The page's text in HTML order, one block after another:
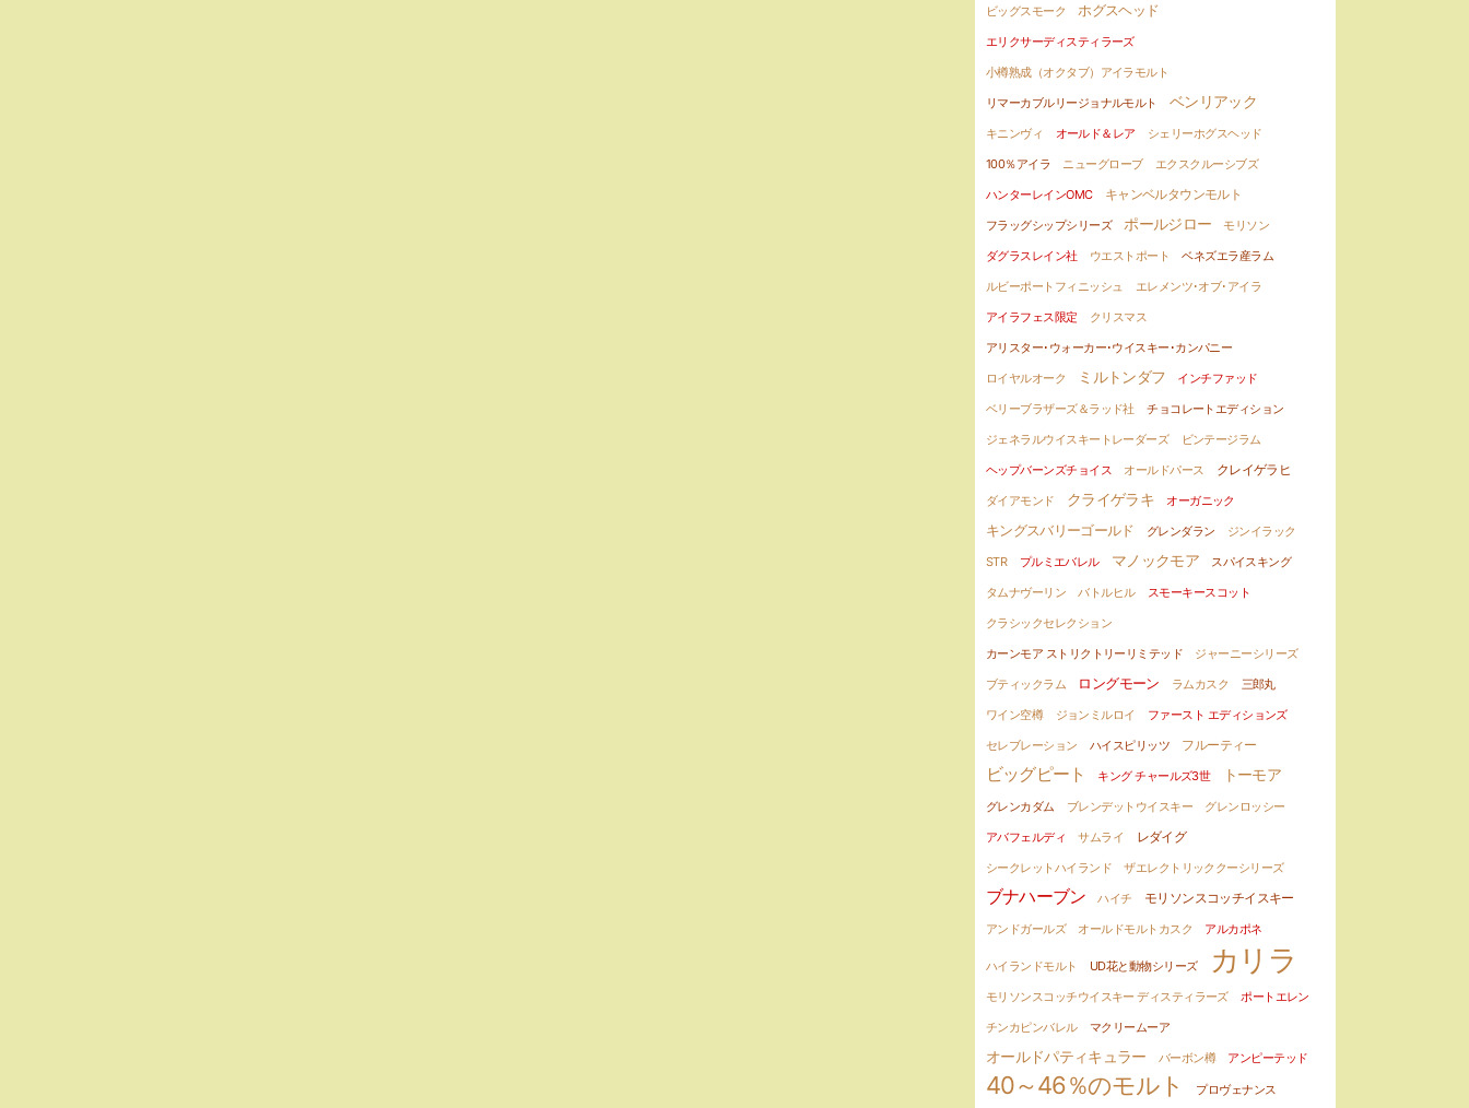
ビッグスモーク
ホグスヘッド
エリクサーディスティラーズ
小樽熟成（オクタブ）アイラモルト
リマーカブルリージョナルモルト
ベンリアック
キニンヴィ オールド＆レア
シェリーホグスヘッド
100％アイラ
ニューグローブ
エクスクルーシブズ
ハンターレインOMC
キャンベルタウンモルト
フラッグシップシリーズ ポールジロー
モリソン
ダグラスレイン社
ウエストポート
ベネズエラ産ラム
ルビーポートフィニッシュ
エレメンツ･オブ･アイラ
アイラフェス限定
クリスマス
アリスター･ウォーカー･ウイスキー･カンパニー
ロイヤルオーク
ミルトンダフ
インチファッド
ベリーブラザーズ＆ラッド社
チョコレートエディション
ジェネラルウイスキートレーダーズ
ビンテージラム
ヘップバーンズチョイス
オールドパース クレイゲラヒ
ダイアモンド クライゲラキ オーガニック
キングスバリーゴールド グレンダラン
ジンイラック
STR
プルミエバレル マノックモア
スパイスキング
タムナヴーリン
バトルヒル
スモーキースコット
クラシックセレクション
カーンモア ストリクトリーリミテッド
ジャーニーシリーズ
ブティックラム
ロングモーン ラムカスク
三郎丸
ワイン空樽
ジョンミルロイ
ファースト エディションズ
セレブレーション
ハイスピリッツ フルーティー
ビッグピート キング チャールズ3世 トーモア
グレンカダム ブレンデットウイスキー
グレンロッシー
アバフェルディ
サムライ
レダイグ
シークレットハイランド
ザエレクトリッククーシリーズ
ブナハーブン ハイチ モリソンスコッチイスキー
アンドガールズ オールドモルトカスク アルカポネ
ハイランドモルト UD花と動物シリーズ カリラ
モリソンスコッチウイスキー ディスティラーズ
ポートエレン
チンカピンバレル
マクリームーア
オールドパティキュラー バーボン樽 アンピーテッド
40～46％のモルト プロヴェナンス